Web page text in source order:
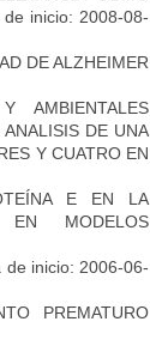
inicio: 2008-08-
DE ALZHEIMER
AMBIENTALES
DE UNA
Y CUATRO EN
E EN LA
EN MODELOS
de inicio: 2006-06-
PREMATURO